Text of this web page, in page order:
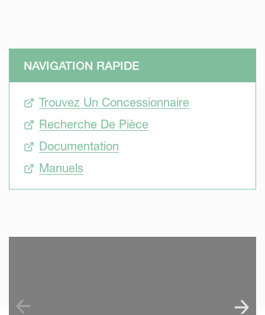
NAVIGATION RAPIDE
Trouvez Un Concessionnaire
Recherche De Pièce
Documentation
Manuels